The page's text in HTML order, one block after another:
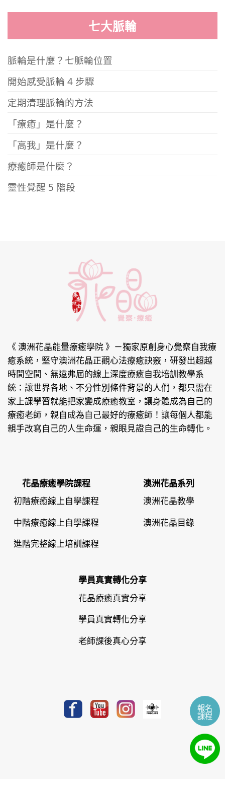
七大脈輪
脈輪是什麼？七脈輪位置
開始感受脈輪 4 步驟
定期清理脈輪的方法
「療癒」是什麼？
「高我」是什麼？
療癒師是什麼？
靈性覺醒 5 階段
《 澳洲花晶能量療癒學院 》 －獨家原創身心覺察自我療
癒系統，堅守澳洲花晶正觀心法療癒訣竅，研發出超越
時間空間、無遠弗屆的線上深度療癒自我培訓教學系
統：讓世界各地、不分性別條件背景的人們，都只需在
家上課學習就能把家變成療癒教室，讓身體成為自己的
療癒老師，親自成為自己最好的療癒師！讓每個人都能
親手改寫自己的人生命運，親眼見證自己的生命轉化。
花晶療癒學院課程
初階療癒線上自學課程
中階療癒線上自學課程
進階完整線上培訓課程
澳洲花晶系列
澳洲花晶教學
澳洲花晶目錄
學員真實轉化分享
花晶療癒真實分享
學員真實轉化分享
老師課後真心分享
報名
課程